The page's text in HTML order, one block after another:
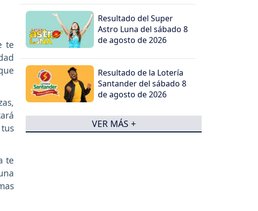
te
te
Resultado del Super
Astro Luna del sábado 8
de agosto de 2026
Resultado de la Lotería
Santander del sábado 8
de agosto de 2026
VER MÁS +